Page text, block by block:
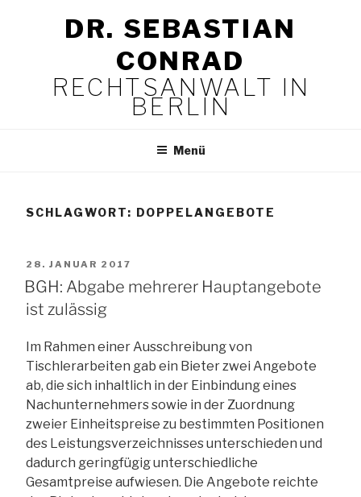
DR. SEBASTIAN
CONRAD
RECHTSANWALT IN
BERLIN
Menü
SCHLAGWORT: DOPPELANGEBOTE
VERÖFFENTLICHT
AM
28. JANUAR 2017
BGH: Abgabe mehrerer Hauptangebote
ist zulässig
Im Rahmen einer Ausschreibung von
Tischlerarbeiten gab ein Bieter zwei Angebote
ab, die sich inhaltlich in der Einbindung eines
Nachunternehmers sowie in der Zuordnung
zweier Einheitspreise zu bestimmten Positionen
des Leistungsverzeichnisses unterschieden und
dadurch geringfügig unterschiedliche
Gesamtpreise aufwiesen. Die Angebote reichte